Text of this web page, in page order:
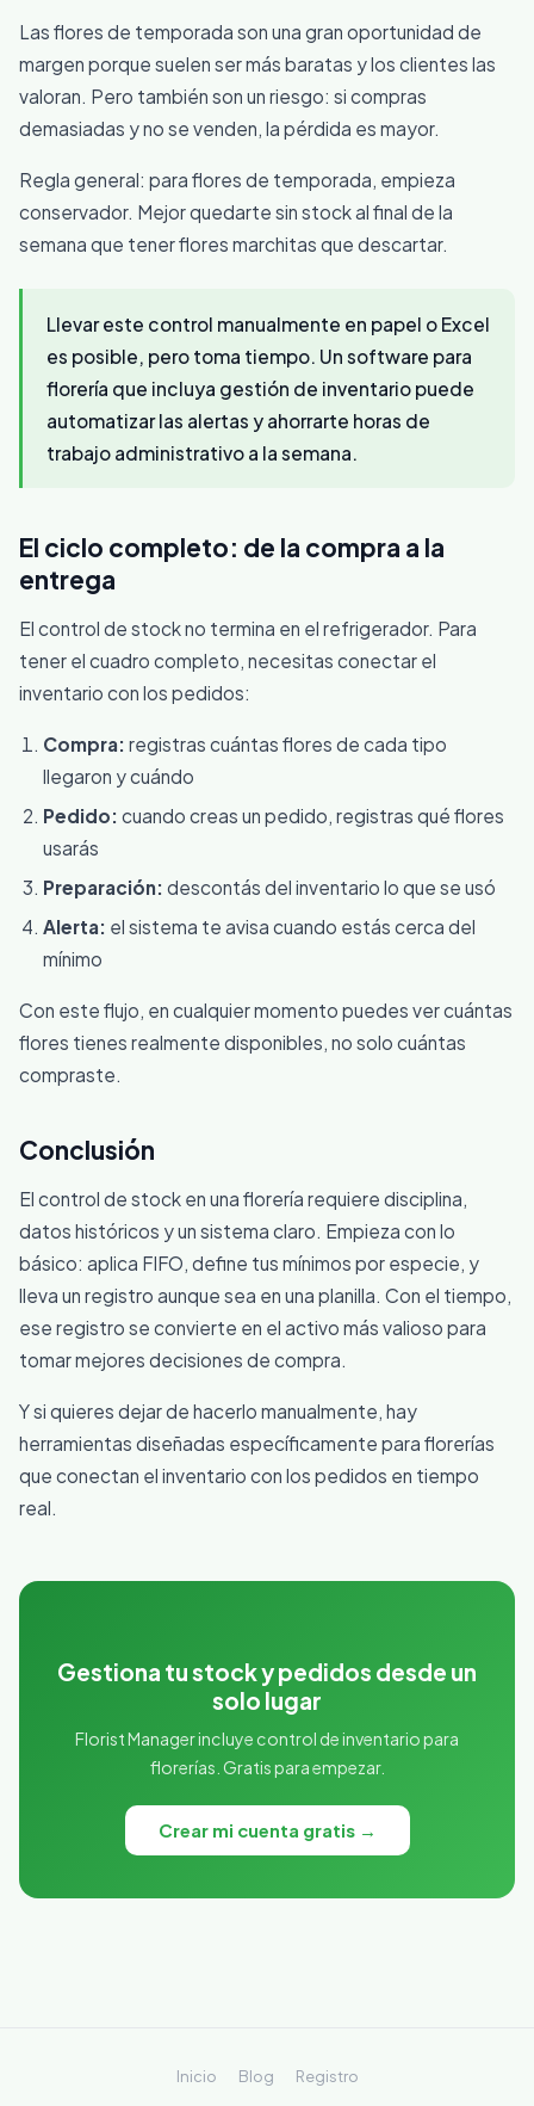
Las flores de temporada son una gran oportunidad de
margen porque suelen ser más baratas y los clientes las
valoran. Pero también son un riesgo: si compras
demasiadas y no se venden, la pérdida es mayor.
Regla general: para flores de temporada, empieza
conservador. Mejor quedarte sin stock al final de la
semana que tener flores marchitas que descartar.
Llevar este control manualmente en papel o Excel
es posible, pero toma tiempo. Un software para
florería que incluya gestión de inventario puede
automatizar las alertas y ahorrarte horas de
trabajo administrativo a la semana.
El ciclo completo: de la compra a la
entrega
El control de stock no termina en el refrigerador. Para
tener el cuadro completo, necesitas conectar el
inventario con los pedidos:
Compra: registras cuántas flores de cada tipo
llegaron y cuándo
Pedido: cuando creas un pedido, registras qué flores
usarás
Preparación: descontás del inventario lo que se usó
Alerta: el sistema te avisa cuando estás cerca del
mínimo
Con este flujo, en cualquier momento puedes ver cuántas
flores tienes realmente disponibles, no solo cuántas
compraste.
Conclusión
El control de stock en una florería requiere disciplina,
datos históricos y un sistema claro. Empieza con lo
básico: aplica FIFO, define tus mínimos por especie, y
lleva un registro aunque sea en una planilla. Con el tiempo,
ese registro se convierte en el activo más valioso para
tomar mejores decisiones de compra.
Y si quieres dejar de hacerlo manualmente, hay
herramientas diseñadas específicamente para florerías
que conectan el inventario con los pedidos en tiempo
real.
Gestiona tu stock y pedidos desde un
solo lugar
Florist Manager incluye control de inventario para
florerías. Gratis para empezar.
Crear mi cuenta gratis →
Inicio Blog
Registro